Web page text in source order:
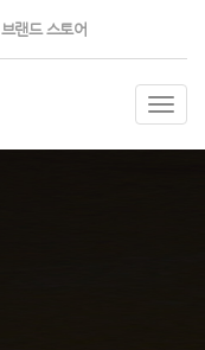
브랜드 스토어